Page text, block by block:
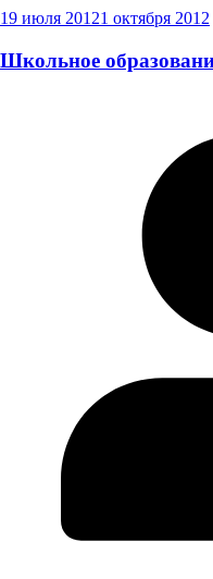
19 июля 20121 октября 2012
Школьное